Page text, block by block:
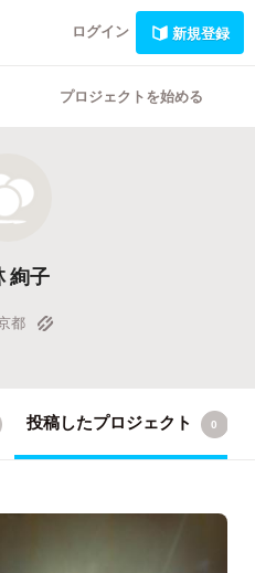
ログイン 新規登録
プロジェクトを始める
絢子
都
投稿したプロジェクト 0